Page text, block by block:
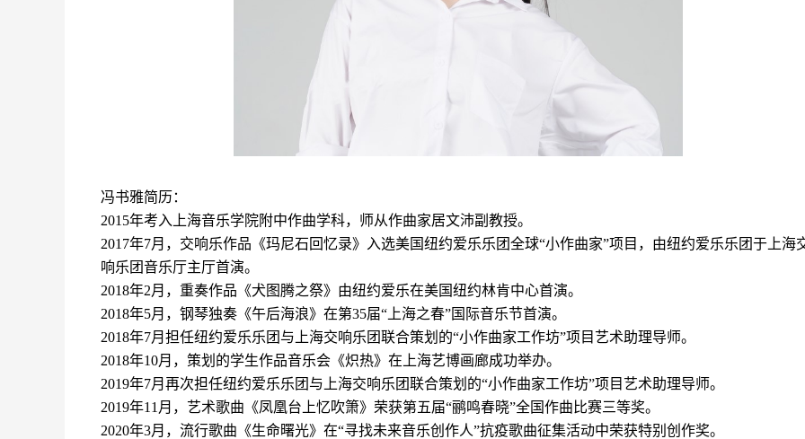
冯书雅简历：
2015年考入上海音乐学院附中作曲学科，师从作曲家居文沛副教授。
2017年7月，交响乐作品《玛尼石回忆录》入选美国纽约爱乐乐团全球“小作曲家”项目，由纽约爱乐乐团于上海
响乐团音乐厅主厅首演。
2018年2月，重奏作品《犬图腾之祭》由纽约爱乐在美国纽约林肯中心首演。
2018年5月，钢琴独奏《午后海浪》在第35届“上海之春”国际音乐节首演。
2018年7月担任纽约爱乐乐团与上海交响乐团联合策划的“小作曲家工作坊”项目艺术助理导师。
2018年10月，策划的学生作品音乐会《炽热》在上海艺博画廊成功举办。
2019年7月再次担任纽约爱乐乐团与上海交响乐团联合策划的“小作曲家工作坊”项目艺术助理导师。
2019年1 1 月，艺术歌曲《凤凰台上忆吹箫》荣获第五届“鹂鸣春晓”全国作曲比赛三等奖。
2020年3月，流行歌曲《生命曙光》在“寻找未来音乐创作人”抗疫歌曲征集活动中荣获特别创作奖。